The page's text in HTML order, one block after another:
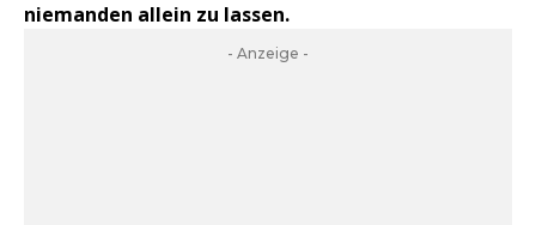
niemanden allein zu lassen.
- Anzeige -